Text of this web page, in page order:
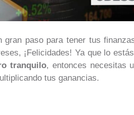
gran paso para tener tus
¡Felicidades! Ya que lo
tranquilo, entonces necesitas
tus ganancias.